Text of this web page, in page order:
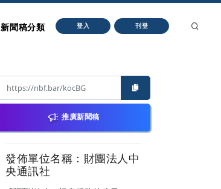
新聞稿分類 登入 刊登
推廣新聞稿
發佈單位名稱：財團法人中
央通訊社